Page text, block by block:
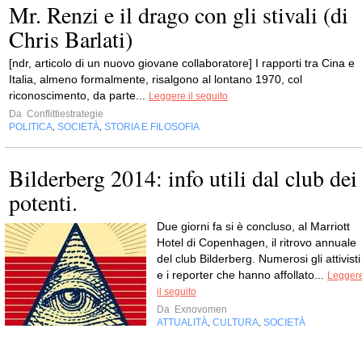
Mr. Renzi e il drago con gli stivali (di
Chris Barlati)
[ndr, articolo di un nuovo giovane collaboratore] I rapporti tra Cina e
Italia, almeno formalmente, risalgono al lontano 1970, col
riconoscimento, da parte...
Leggere il seguito
Da Conflittiestrategie
POLITICA SOCIETÀ STORIA E FILOSOFIA
Bilderberg 2014: info utili dal club dei
potenti.
Due giorni fa si è concluso, al Marriott
Hotel di Copenhagen, il ritrovo annuale
del club Bilderberg. Numerosi gli attivisti
e i reporter che hanno affollato...
il seguito
Da Exnovomen
ATTUALITÀ CULTURA SOCIETÀ